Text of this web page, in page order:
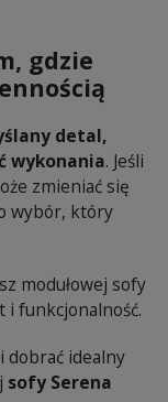
gdzie
detal,
wykonania. Jeśli
zmieniać się
wybór, który
modułowej sofy
i funkcjonalność.
dobrać idealny
sofy Serena